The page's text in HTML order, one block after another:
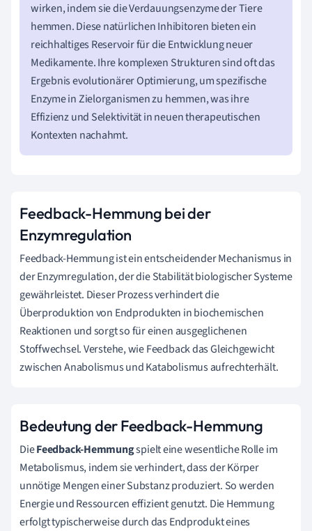
wirken, indem sie die Verdauungsenzyme der Tiere
hemmen. Diese natürlichen Inhibitoren bieten ein
reichhaltiges Reservoir für die Entwicklung neuer
Medikamente. Ihre komplexen Strukturen sind oft das
Ergebnis evolutionärer Optimierung, um spezifische
Enzyme in Zielorganismen zu hemmen, was ihre
Effizienz und Selektivität in neuen therapeutischen
Kontexten nachahmt.
Feedback-Hemmung bei der
Enzymregulation
Feedback-Hemmung ist ein entscheidender Mechanismus in
der Enzymregulation, der die Stabilität biologischer Systeme
gewährleistet. Dieser Prozess verhindert die
Überproduktion von Endprodukten in biochemischen
Reaktionen und sorgt so für einen ausgeglichenen
Stoffwechsel. Verstehe, wie Feedback das Gleichgewicht
zwischen Anabolismus und Katabolismus aufrechterhält.
Bedeutung der Feedback-Hemmung
DieFeedback-Hemmungspielt eine wesentliche Rolle im
Metabolismus, indem sie verhindert, dass der Körper
unnötige Mengen einer Substanz produziert. So werden
Energie und Ressourcen effizient genutzt. Die Hemmung
erfolgt typischerweise durch das Endprodukt eines